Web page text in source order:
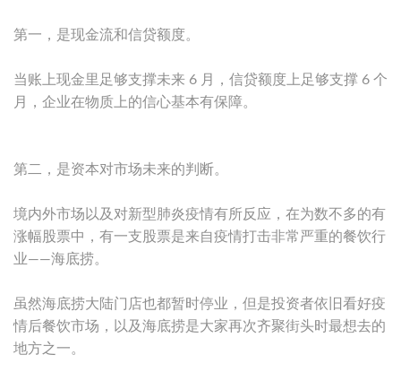
第一，是现金流和信贷额度。
当账上现金里足够支撑未来 6 月，信贷额度上足够支撑 6 个
月，企业在物质上的信心基本有保障。
第二，是资本对市场未来的判断。
境内外市场以及对新型肺炎疫情有所反应，在为数不多的有
涨幅股票中，有一支股票是来自疫情打击非常严重的餐饮行
业——海底捞。
虽然海底捞大陆门店也都暂时停业，但是投资者依旧看好疫
情后餐饮市场，以及海底捞是大家再次齐聚街头时最想去的
地方之一。